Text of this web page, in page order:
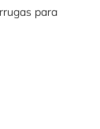
para